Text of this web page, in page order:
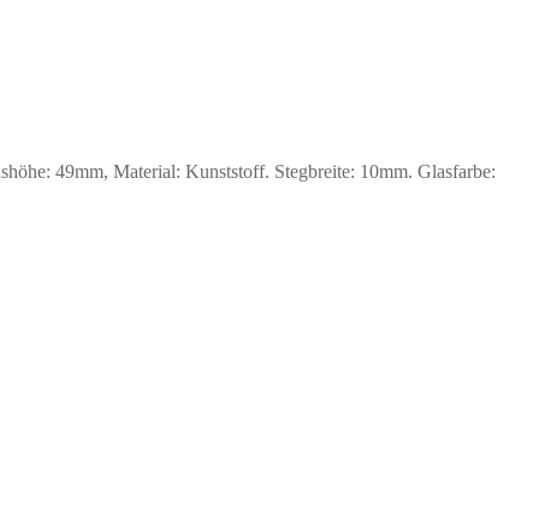
49mm, Material: Kunststoff. Stegbreite: 10mm. Glasfarbe: